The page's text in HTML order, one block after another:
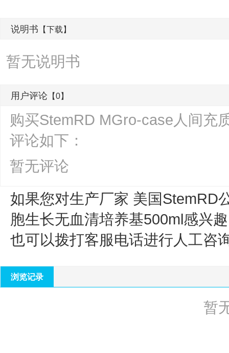
说明书 【下载】
暂无说明书
用户评论 【0】
购买StemRD MGro-case人间充
评论如下：
暂无评论
如果您对生产厂家 美国StemRD
胞生长无血清培养基500ml感兴
也可以拨打客服电话进行人工咨
浏览记录
暂